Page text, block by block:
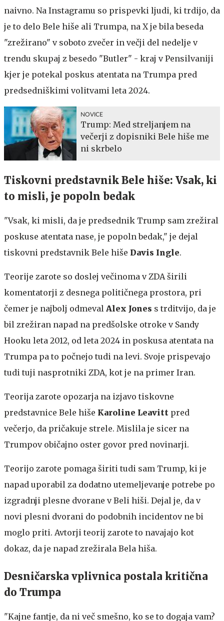
naivno. Na Instagramu so prispevki ljudi, ki trdijo, da
je to delo Bele hiše ali Trumpa, na X je bila beseda
"zrežirano" v soboto zvečer in večji del nedelje v
trendu skupaj z besedo "Butler" - kraj v Pensilvaniji
kjer je potekal poskus atentata na Trumpa pred
predsedniškimi volitvami leta 2024.
NOVICE
Trump: Med streljanjem na
večerji z dopisniki Bele hiše me
ni skrbelo
Tiskovni predstavnik Bele hiše: Vsak, ki
to misli, je popoln bedak
"Vsak, ki misli, da je predsednik Trump sam zrežiral
poskuse atentata nase, je popoln bedak," je dejal
tiskovni predstavnik Bele hiše Davis Ingle.
Teorije zarote so doslej večinoma v ZDA širili
komentatorji z desnega političnega prostora, pri
čemer je najbolj odmeval Alex Jones s trditvijo, da je
bil zrežiran napad na predšolske otroke v Sandy
Hooku leta 2012, od leta 2024 in poskusa atentata na
Trumpa pa to počnejo tudi na levi. Svoje prispevajo
tudi tuji nasprotniki ZDA, kot je na primer Iran.
Teorija zarote opozarja na izjavo tiskovne
predstavnice Bele hiše Karoline Leavitt pred
večerjo, da pričakuje strele. Mislila je sicer na
Trumpov običajno oster govor pred novinarji.
Teorijo zarote pomaga širiti tudi sam Trump, ki je
napad uporabil za dodatno utemeljevanje potrebe po
izgradnji plesne dvorane v Beli hiši. Dejal je, da v
novi plesni dvorani do podobnih incidentov ne bi
moglo priti. Avtorji teorij zarote to navajajo kot
dokaz, da je napad zrežirala Bela hiša.
Desničarska vplivnica postala kritična
do Trumpa
"Kajne fantje, da ni več smešno, ko se to dogaja vam?